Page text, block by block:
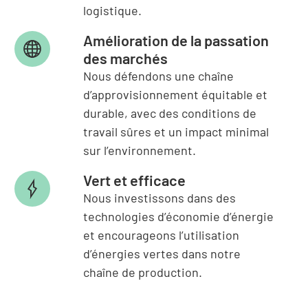
logistique.
Amélioration de la passation
des marchés
Nous défendons une chaîne
d’approvisionnement équitable et
durable, avec des conditions de
travail sûres et un impact minimal
sur l’environnement.
Vert et efficace
Nous investissons dans des
technologies d’économie d’énergie
et encourageons l’utilisation
d’énergies vertes dans notre
chaîne de production.